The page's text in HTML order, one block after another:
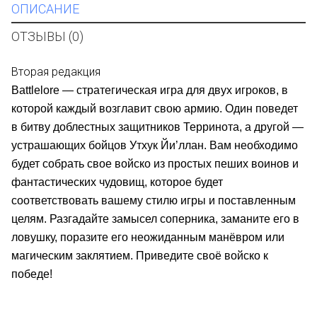
ОПИСАНИЕ
ОТЗЫВЫ (0)
Вторая редакция
Battlelore — стратегическая игра для двух игроков, в
которой каждый возглавит свою армию. Один поведет
в битву доблестных защитников Терринота, а другой —
устрашающих бойцов Утхук Йи’ллан. Вам необходимо
будет собрать свое войско из простых пеших воинов и
фантастических чудовищ, которое будет
соответствовать вашему стилю игры и поставленным
целям. Разгадайте замысел соперника, заманите его в
ловушку, поразите его неожиданным манёвром или
магическим заклятием. Приведите своё войско к
победе!